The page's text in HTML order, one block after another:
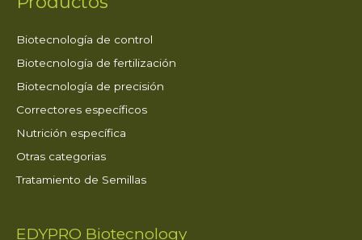
Biotecnología de control
Biotecnología de fertilización
Biotecnología de precisión
Correctores específicos
Nutrición específica
Otras categorias
Tratamiento de Semillas
EDYPRO Biotecnology